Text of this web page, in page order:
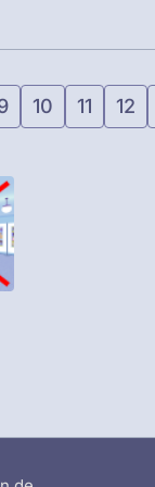
10 11 12